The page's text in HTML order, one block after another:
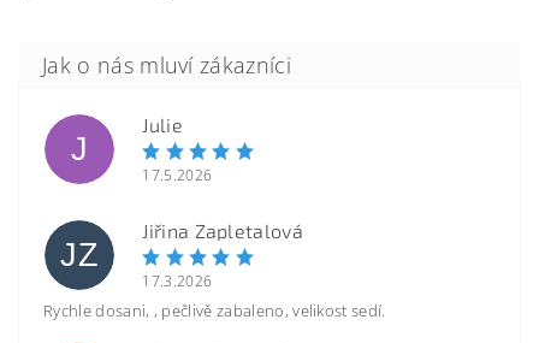
J
Julie
17.5.2026
JZ
Jiřina Zapletalová
17.3.2026
Rychle dosani, , pečlivě zabaleno, velikost sedí.